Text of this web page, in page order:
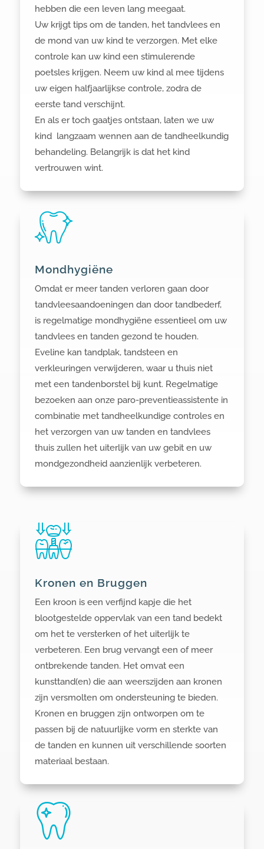
hebben die een leven lang meegaat.
Uw krijgt tips om de tanden, het tandvlees en
de mond van uw kind te verzorgen. Met elke
controle kan uw kind een stimulerende
poetsles krijgen. Neem uw kind al mee tijdens
uw eigen halfjaarlijkse controle, zodra de
eerste tand verschijnt.
En als er toch gaatjes ontstaan, laten we uw
kind langzaam wennen aan de tandheelkundig
behandeling. Belangrijk is dat het kind
vertrouwen wint.
Mondhygiëne
Omdat er meer tanden verloren gaan door
tandvleesaandoeningen dan door tandbederf,
is regelmatige mondhygiëne essentieel om uw
tandvlees en tanden gezond te houden.
Evelinekan tandplak, tandsteen en
verkleuringen verwijderen, waar u thuis niet
met een tandenborstel bij kunt. Regelmatige
bezoeken aan onze paro-preventieassistente in
combinatie met tandheelkundige controles en
het verzorgen van uw tanden en tandvlees
thuis zullen het uiterlijk van uw gebit en uw
mondgezondheid aanzienlijk verbeteren.
Kronen en Bruggen
Een kroon is een verfijnd kapje die het
blootgestelde oppervlak van een tand bedekt
om het te versterken of het uiterlijk te
verbeteren. Een brug vervangt een of meer
ontbrekende tanden. Het omvat een
kunsttand(en) die aan weerszijden aan kronen
zijn versmolten om ondersteuning te bieden.
Kronen en bruggen zijn ontworpen om te
passen bij de natuurlijke vorm en sterkte van
de tanden en kunnen uit verschillende soorten
materiaal bestaan.